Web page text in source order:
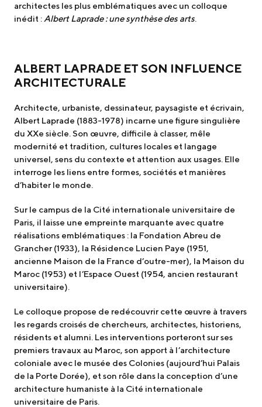
architectes les plus emblématiques avec un colloque
inédit : Albert Laprade : une synthèse des arts.
ALBERT LAPRADE ET SON INFLUENCE
ARCHITECTURALE
Architecte, urbaniste, dessinateur, paysagiste et écrivain,
Albert Laprade (1883-1978) incarne une figure singulière
du XXe siècle. Son œuvre, difficile à classer, mêle
modernité et tradition, cultures locales et langage
universel, sens du contexte et attention aux usages. Elle
interroge les liens entre formes, sociétés et manières
d’habiter le monde.
Sur le campus de la Cité internationale universitaire de
Paris, il laisse une empreinte marquante avec quatre
réalisations emblématiques : la Fondation Abreu de
Grancher (1933), la Résidence Lucien Paye (1951,
ancienne Maison de la France d’outre-mer), la Maison du
Maroc (1953) et l’Espace Ouest (1954, ancien restaurant
universitaire).
Le colloque propose de redécouvrir cette œuvre à travers
les regards croisés de chercheurs, architectes, historiens,
résidents et alumni. Les interventions porteront sur ses
premiers travaux au Maroc, son apport à l’architecture
coloniale avec le musée des Colonies (aujourd’hui Palais
de la Porte Dorée), et son rôle dans la conception d’une
architecture humaniste à la Cité internationale
universitaire de Paris.